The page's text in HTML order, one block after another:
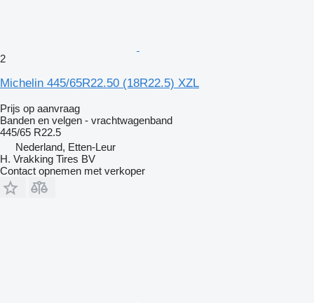
2
Michelin 445/65R22.50 (18R22.5) XZL
Prijs op aanvraag
Banden en velgen - vrachtwagenband
445/65 R22.5
Nederland, Etten-Leur
H. Vrakking Tires BV
Contact opnemen met verkoper